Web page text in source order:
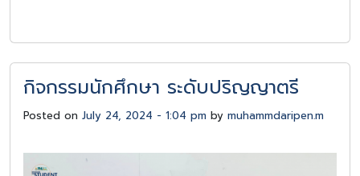
กิจกรรมนักศึกษา ระดับปริญญาตรี
Posted on July 24, 2024 - 1:04 pm by muhammdaripen.m